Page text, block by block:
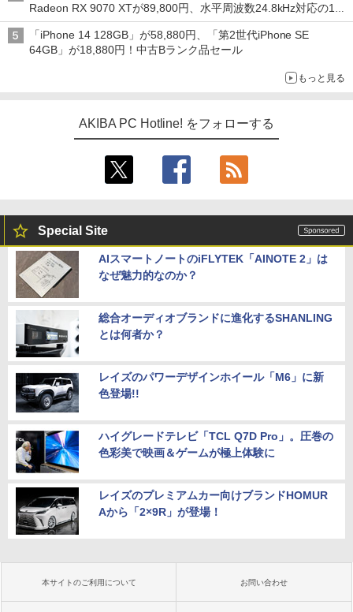
Radeon RX 9070 XTが89,800円、水平周波数24.8kHz対応の17
型モニターが9,801円、暑さ指数連動セール ほか
「iPhone 14 128GB」が58,880円、「第2世代iPhone SE
64GB」が18,880円！中古Bランク品セール
もっと見る
AKIBA PC Hotline! をフォローする
Special Site
AIスマートノートのiFLYTEK「AINOTE 2」は
なぜ魅力的なのか？
総合オーディオブランドに進化するSHANLING
とは何者か？
レイズのパワーデザインホイール「M6」に新
色登場!!
ハイグレードテレビ「TCL Q7D Pro」。圧巻の
色彩美で映画＆ゲームが極上体験に
レイズのプレミアムカー向けブランドHOMUR
Aから「2×9R」が登場！
本サイトのご利用について お問い合わせ